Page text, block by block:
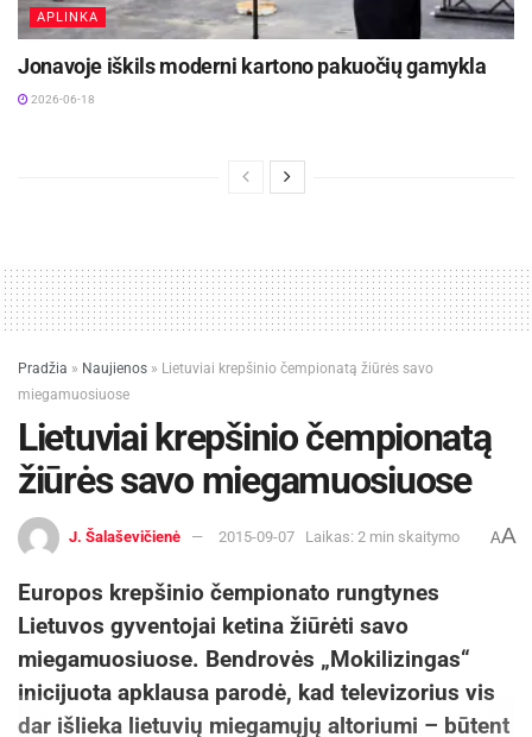
APLINKA
Jonavoje iškils moderni kartono pakuočių gamykla
2026-06-18
Pradžia » Naujienos » Lietuviai krepšinio čempionatą žiūrės savo
miegamuosiuose
Lietuviai krepšinio čempionatą
žiūrės savo miegamuosiuose
J. Šalaševičienė 2015-09-07 Laikas: 2 min skaitymo AA
Europos krepšinio čempionato rungtynes
Lietuvos gyventojai ketina žiūrėti savo
miegamuosiuose. Bendrovės „Mokilizingas“
inicijuota apklausa parodė, kad televizorius vis
dar išlieka lietuvių miegamųjų altoriumi – būtent